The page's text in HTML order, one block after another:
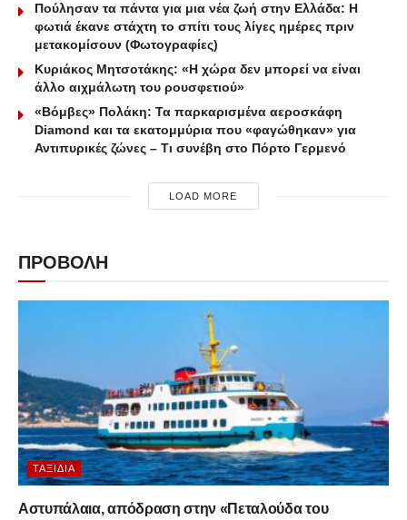
Πούλησαν τα πάντα για μια νέα ζωή στην Ελλάδα: Η
φωτιά έκανε στάχτη το σπίτι τους λίγες ημέρες πριν
μετακομίσουν (Φωτογραφίες)
Κυριάκος Μητσοτάκης: «Η χώρα δεν μπορεί να είναι
άλλο αιχμάλωτη του ρουσφετιού»
«Βόμβες» Πολάκη: Τα παρκαρισμένα αεροσκάφη
Diamond και τα εκατομμύρια που «φαγώθηκαν» για
Αντιπυρικές ζώνες – Τι συνέβη στο Πόρτο Γερμενό
LOAD MORE
ΠΡΟΒΟΛΗ
ΤΑΞΊΔΙΑ
Αστυπάλαια, απόδραση στην «Πεταλούδα του